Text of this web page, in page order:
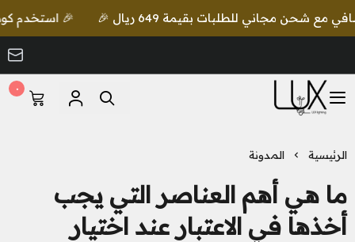
🎉 استخدم كود lux واحصل على خصم إضافي مع شحن مجاني للطلبات بقيمة 649 ريال 🎉
LUX Lighting
٠
الرئيسية المدونة
ما هي أهم العناصر التي يجب
أخذها في الاعتبار عند اختيار